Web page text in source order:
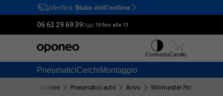
Ctrl M
Verifica Stato dell'ordine
06 62 29 69 39Oggi:10 fino alle 13
PneumaticiCerchiMontaggio
ContrastoCarello
Oponeo Pneumatici auto Arivo Winmaster ProX ARW 3